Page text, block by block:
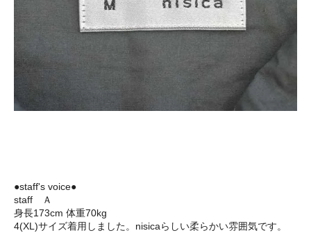
●staff's voice●
staff Ａ
身長173cm 体重70kg
4(XL)サイズ着用しました。nisicaらしい柔らかい雰囲気です。